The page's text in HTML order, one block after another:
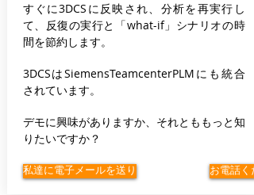
すぐに3DCSに反映され、分析を再実行し
て、反復の実行と「what-if」シナリオの時
間を節約します。
3DCSはSiemensTeamcenterPLMにも統合
されています。
デモに興味がありますか、それとももっと知
りたいですか？
私達に電子メールを送り お電話く